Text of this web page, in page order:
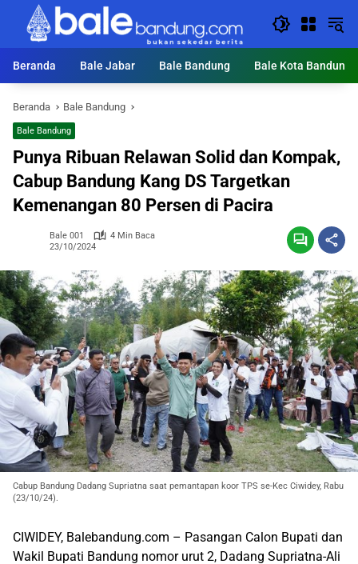
Langsung
konten
Beranda
Bale Jabar Bale Bandung Bale Kota Bandung
Beranda Bale Bandung
Bale Bandung
Punya Ribuan Relawan Solid dan Kompak,
Cabup Bandung Kang DS Targetkan
Kemenangan 80 Persen di Pacira
Bale 001
4 Min Baca
23/10/2024
Cabup Bandung Dadang Supriatna saat pemantapan koor TPS se-Kec Ciwidey, Rabu
(23/10/24).
CIWIDEY, Balebandung.com – Pasangan Calon Bupati dan
Wakil Bupati Bandung nomor urut 2, Dadang Supriatna-Ali